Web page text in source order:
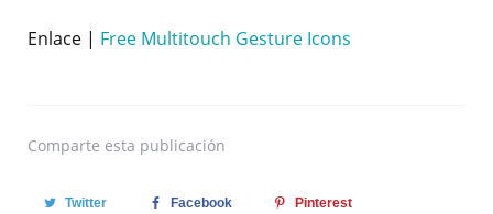
Enlace | Free Multitouch Gesture Icons
Comparte esta publicación
Twitter Facebook Pinterest